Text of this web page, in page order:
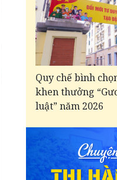
Quy chế bình
khen thưởng
luật” năm 2026